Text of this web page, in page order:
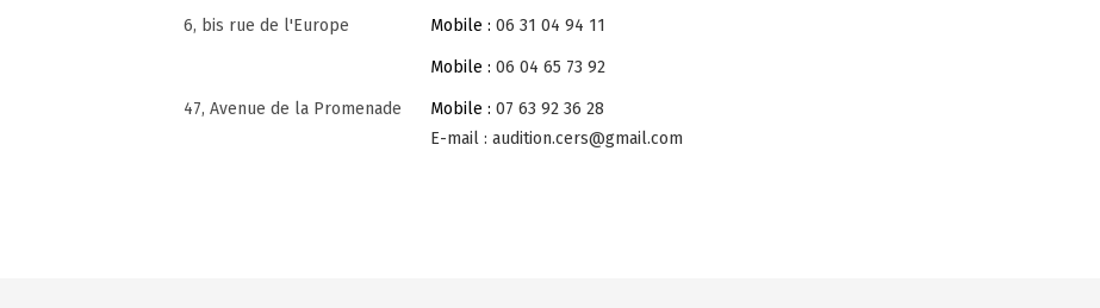
6, bis rue de l'Europe Mobile : 06 31 04 94 11
Mobile : 06 04 65 73 92
47, Avenue de la Promenade Mobile : 07 63 92 36 28
E-mail : audition.cers@gmail.com